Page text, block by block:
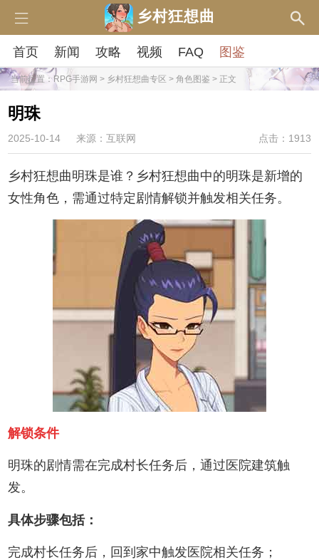
乡村狂想曲
首页 新闻 攻略 视频 FAQ 图鉴
当前位置：RPG手游网 > 乡村狂想曲专区 > 角色图鉴 > 正文
明珠
2025-10-14 来源：互联网 点击：1913
乡村狂想曲明珠是谁？乡村狂想曲中的明珠是新增的
女性角色，需通过特定剧情解锁并触发相关任务。
解锁条件
明珠的剧情需在完成村长任务后，通过医院建筑触
发。
具体步骤包括：
完成村长任务后，回到家中触发医院相关任务；